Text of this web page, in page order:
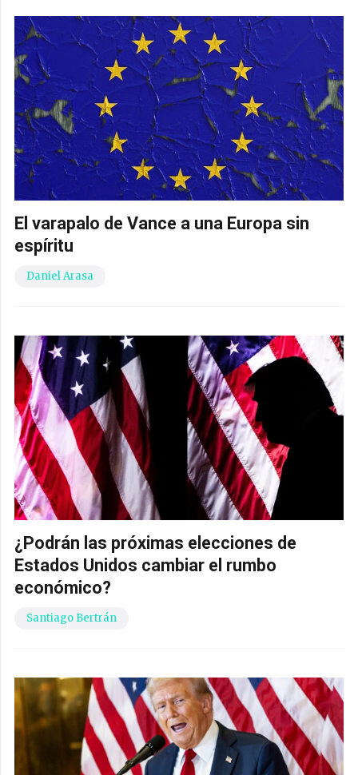
El varapalo de Vance a una Europa sin
espíritu
Daniel Arasa
¿Podrán las próximas elecciones de
Estados Unidos cambiar el rumbo
económico?
Santiago Bertrán